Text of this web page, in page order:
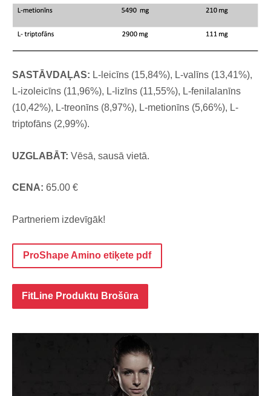
SASTĀVDAĻAS: L-leicīns (15,84%), L-valīns (13,41%),
L-izoleicīns (11,96%), L-lizīns (11,55%), L-fenilalanīns
(10,42%), L-treonīns (8,97%), L-metionīns (5,66%), L-
triptofāns (2,99%).
UZGLABĀT: Vēsā, sausā vietā.
CENA: 65.00 €
Partneriem izdevīgāk!
ProShape Amino etiķete pdf
FitLine Produktu Brošūra